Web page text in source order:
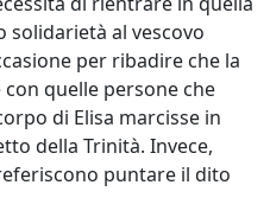
solidarietà al vescovo
per ribadire che la
quelle persone che
di Elisa marcisse in
della Trinità. Invece,
puntare il dito